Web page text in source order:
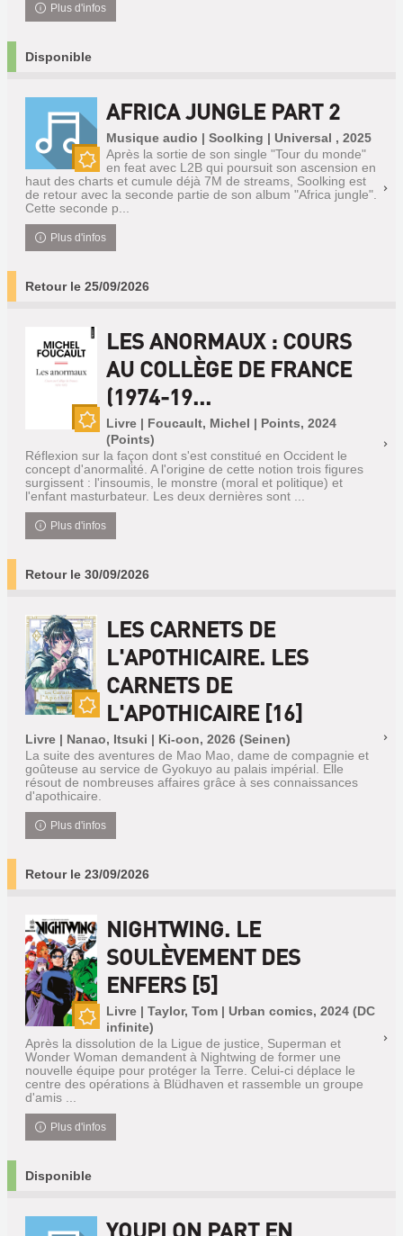
Plus d'infos
Disponible
Nouveauté
AFRICA JUNGLE PART 2
Musique audio | Soolking | Universal , 2025
Après la sortie de son single "Tour du monde"
en feat avec L2B qui poursuit son ascension en
haut des charts et cumule déjà 7M de streams, Soolking est
de retour avec la seconde partie de son album "Africa jungle".
Cette seconde p...
Plus d'infos
Retour le 25/09/2026
LES ANORMAUX : COURS
AU COLLÈGE DE FRANCE
(1974-19...
Livre | Foucault, Michel | Points, 2024
(Points)
Réflexion sur la façon dont s'est constitué en Occident le
concept d'anormalité. A l'origine de cette notion trois figures
surgissent : l'insoumis, le monstre (moral et politique) et
l'enfant masturbateur. Les deux dernières sont ...
Plus d'infos
Retour le 30/09/2026
LES CARNETS DE
L'APOTHICAIRE. LES
CARNETS DE
L'APOTHICAIRE [16]
Livre | Nanao, Itsuki | Ki-oon, 2026 (Seinen)
La suite des aventures de Mao Mao, dame de compagnie et
goûteuse au service de Gyokuyo au palais impérial. Elle
résout de nombreuses affaires grâce à ses connaissances
d'apothicaire.
Plus d'infos
Retour le 23/09/2026
NIGHTWING. LE
SOULÈVEMENT DES
ENFERS [5]
Livre | Taylor, Tom | Urban comics, 2024 (DC
infinite)
Après la dissolution de la Ligue de justice, Superman et
Wonder Woman demandent à Nightwing de former une
nouvelle équipe pour protéger la Terre. Celui-ci déplace le
centre des opérations à Blüdhaven et rassemble un groupe
d'amis ...
Plus d'infos
Disponible
YOUPI ON PART EN